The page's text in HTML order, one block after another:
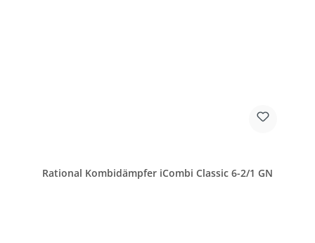
Rational Kombidämpfer iCombi Classic 6-2/1 GN